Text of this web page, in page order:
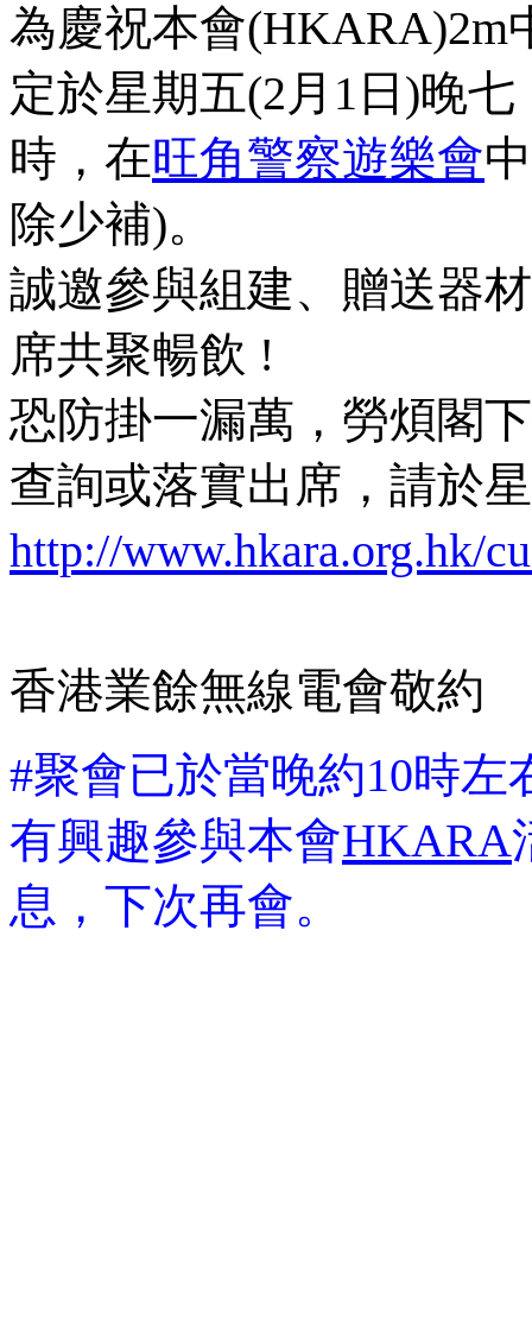
為慶祝本會
定於星期五(2月1日)晚七
時，在旺角警察遊樂會
除少補)。
誠邀參與組建、贈送器
席共聚暢飲 !
恐防掛一漏萬，勞煩閣
查詢或落實出席，請於
http://www.hkara.org.hk/
香港業餘無線電會敬約
#聚會已於當晚約10時左
有興趣參與本會HKARA
息，下次再會。